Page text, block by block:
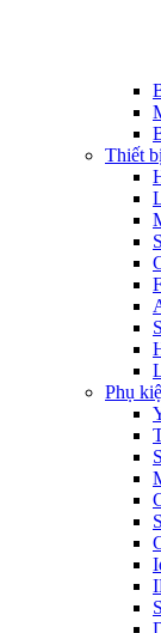
Thiết
Phụ